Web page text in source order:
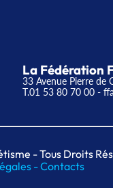
La Fédération
33 Avenue Pierre de
T.01 53 80 70 00 -
- Tous Droits
-Contacts